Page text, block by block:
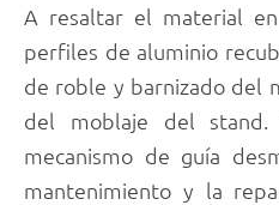
A resaltar el material
perfiles de aluminio
de roble y barnizado del
del moblaje del stand.
mecanismo de guía
mantenimiento y la